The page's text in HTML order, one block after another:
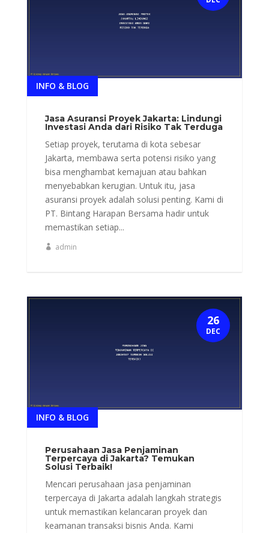
Jasa Asuransi Proyek Jakarta: Lindungi
Investasi Anda dari Risiko Tak Terduga
INFO & BLOG
Setiap proyek, terutama di kota sebesar
Jakarta, membawa serta potensi risiko yang
bisa menghambat kemajuan atau bahkan
menyebabkan kerugian. Untuk itu, jasa
asuransi proyek adalah solusi penting. Kami di
PT. Bintang Harapan Bersama hadir untuk
memastikan setiap...
admin
Perusahaan Jasa Penjaminan
Terpercaya di Jakarta? Temukan
Solusi Terbaik!
INFO & BLOG
Mencari perusahaan jasa penjaminan
terpercaya di Jakarta adalah langkah strategis
untuk memastikan kelancaran proyek dan
keamanan transaksi bisnis Anda. Kami
26
DEC